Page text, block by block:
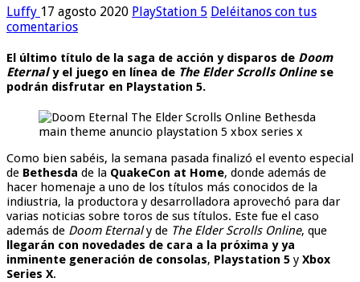
Luffy 17 agosto 2020 PlayStation 5 Deléitanos con tus
comentarios
El último título de la saga de acción y disparos de Doom
Eternaly el juego en línea de The Elder Scrolls Onlinese
podrán disfrutar en Playstation 5.
Como bien sabéis, la semana pasada finalizó el evento especial
de Bethesda de la QuakeCon at Home, donde además de
hacer homenaje a uno de los títulos más conocidos de la
indiustria, la productora y desarrolladora aprovechó para dar
varias noticias sobre toros de sus títulos. Este fue el caso
además de Doom Eternaly de The Elder Scrolls Online, que
llegarán con novedades de cara a la próxima y ya
inminente generación de consolas, Playstation 5 y Xbox
Series X.